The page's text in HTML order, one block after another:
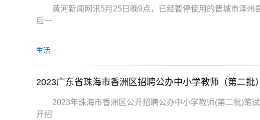
黄河新闻网讯5月25日晚9点，已经暂停使用的晋城市泽
后一
生活
2023年珠海市香洲区公开招聘公办中小学教师(第二批)笔
开招